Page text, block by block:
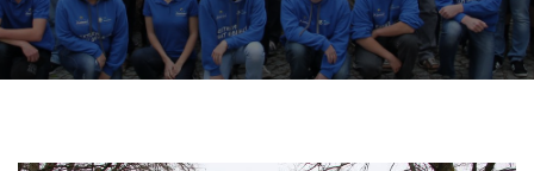
C
H
A
L